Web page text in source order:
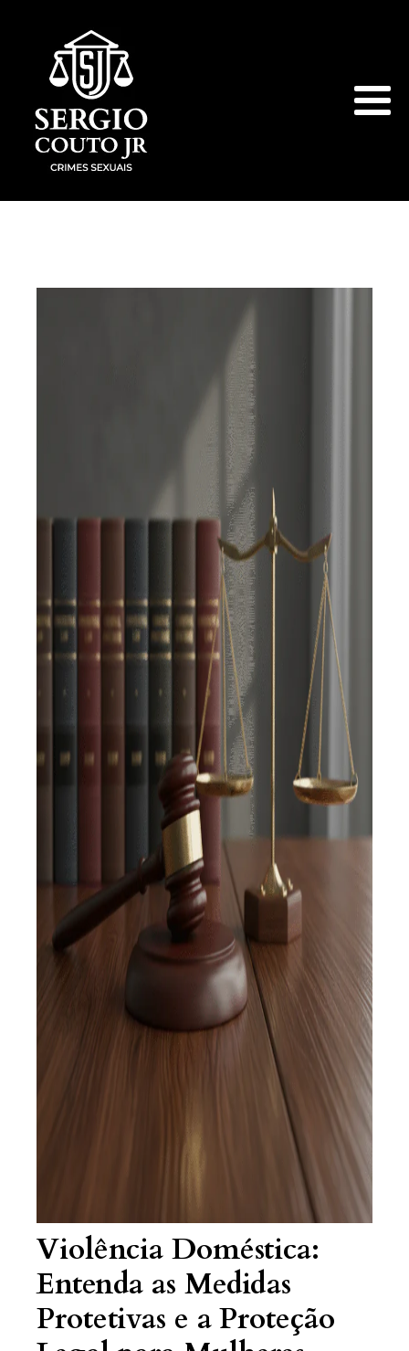
Violência Doméstica:
Entenda as Medidas
Protetivas e a Proteção